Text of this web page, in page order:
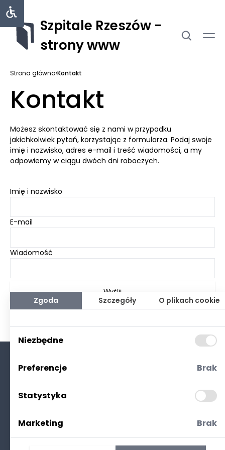
Szpitale Rzeszów -
strony www
Strona główna›Kontakt
Kontakt
Możesz skontaktować się z nami w przypadku
jakichkolwiek pytań, korzystając z formularza. Podaj swoje
imię i nazwisko, adres e-mail i treść wiadomości, a my
odpowiemy w ciągu dwóch dni roboczych.
Imię i nazwisko
E-mail
Wiadomość
Wyślij
Polityka prywatności
Zgoda Szczegóły O plikach cookie
Niezbędne
Preferencje Brak
Statystyka
Marketing Brak